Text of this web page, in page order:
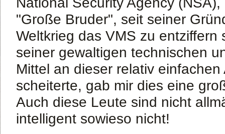
"Große Bruder", seit seiner
Weltkrieg das VMS zu entziffern
seiner gewaltigen technischen
Mittel an dieser relativ einfachen
scheiterte, gab mir dies eine
Auch diese Leute sind nicht
intelligent sowieso nicht!